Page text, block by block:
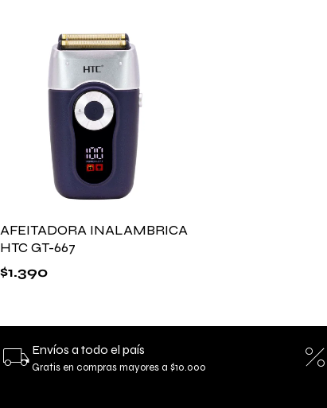
AFEITADORA INALAMBRICA
HTC GT-667
$1.390
Envíos a todo el país
Gratis en compras mayores a $10.000